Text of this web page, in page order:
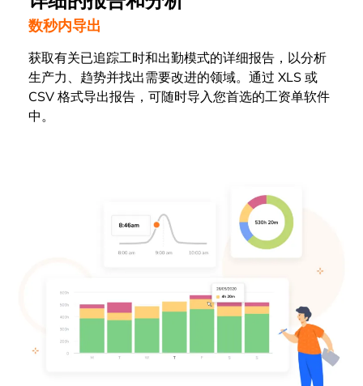
数秒内导出
获取有关已追踪工时和出勤模式的详细报告，以分析
生产力、趋势并找出需要改进的领域。通过 XLS 或
CSV 格式导出报告，可随时导入您首选的工资单软件
中。